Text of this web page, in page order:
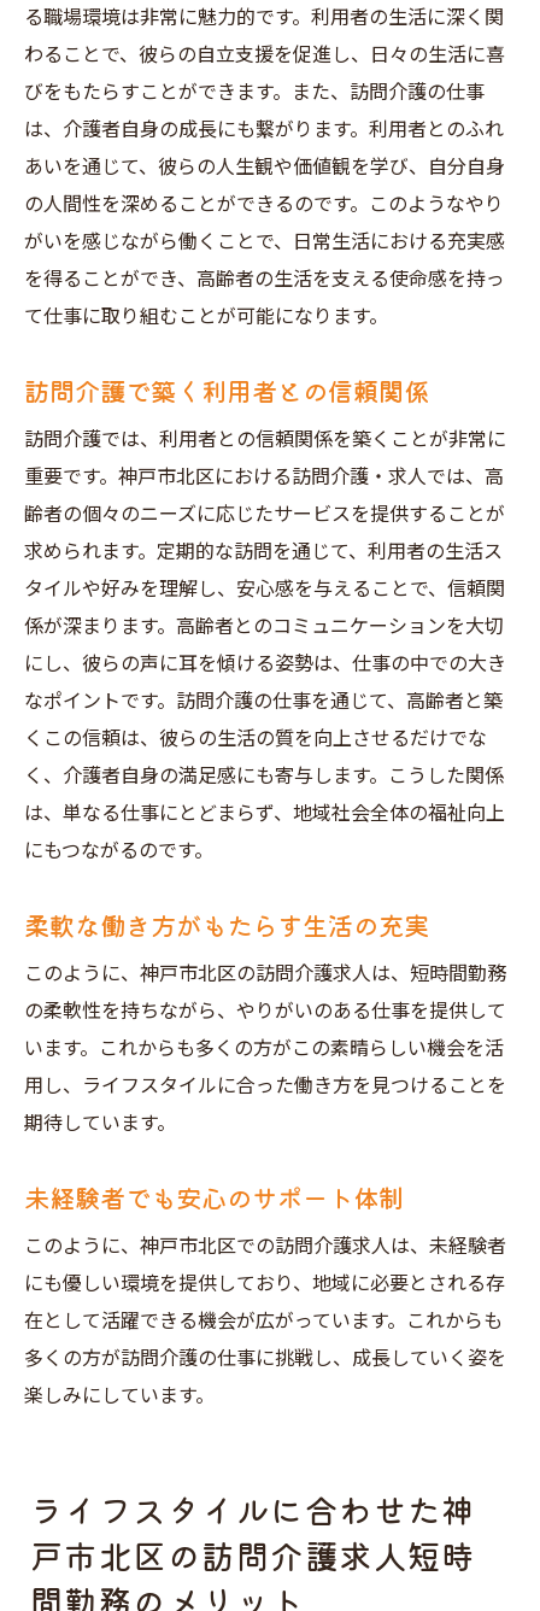
短時間で地域と繋がる働き方
神戸市北区で自分らしい働き方訪問介護求人短
時間勤務の選択肢
ライフスタイルに合わせた柔軟な働き方
個人のニーズに応じた求人選び
訪問介護で自分らしさを発揮
短時間勤務でのキャリア形成
自分のペースで働く充実感
短時間勤務の環境
定期的な研修でスキルアップ
未経験者を支えるサポート体制
現場で役立つ実践的な研修内容
安心して仕事に取り組める環境
訪問介護のプロフェッショナルを目指して
職場全体でのサポート体制
地域社会へ貢献神戸市北区で訪問介護求人短時
間で叶える働き方
地域のニーズに応える訪問介護
地域社会との連携を深める
地域貢献を実感できる毎日
地元での信頼を築く
る職場環境は非常に魅力的です。利用者の生活に深く関
わることで、彼らの自立支援を促進し、日々の生活に喜
びをもたらすことができます。また、訪問介護の仕事
は、介護者自身の成長にも繋がります。利用者とのふれ
あいを通じて、彼らの人生観や価値観を学び、自分自身
の人間性を深めることができるのです。このようなやり
がいを感じながら働くことで、日常生活における充実感
を得ることができ、高齢者の生活を支える使命感を持っ
て仕事に取り組むことが可能になります。
訪問介護で築く利用者との信頼関係
訪問介護では、利用者との信頼関係を築くことが非常に
重要です。神戸市北区における訪問介護・求人では、高
齢者の個々のニーズに応じたサービスを提供することが
求められます。定期的な訪問を通じて、利用者の生活ス
タイルや好みを理解し、安心感を与えることで、信頼関
係が深まります。高齢者とのコミュニケーションを大切
にし、彼らの声に耳を傾ける姿勢は、仕事の中での大き
なポイントです。訪問介護の仕事を通じて、高齢者と築
くこの信頼は、彼らの生活の質を向上させるだけでな
く、介護者自身の満足感にも寄与します。こうした関係
は、単なる仕事にとどまらず、地域社会全体の福祉向上
にもつながるのです。
柔軟な働き方がもたらす生活の充実
このように、神戸市北区の訪問介護求人は、短時間勤務
の柔軟性を持ちながら、やりがいのある仕事を提供して
います。これからも多くの方がこの素晴らしい機会を活
用し、ライフスタイルに合った働き方を見つけることを
期待しています。
未経験者でも安心のサポート体制
このように、神戸市北区での訪問介護求人は、未経験者
にも優しい環境を提供しており、地域に必要とされる存
在として活躍できる機会が広がっています。これからも
多くの方が訪問介護の仕事に挑戦し、成長していく姿を
楽しみにしています。
ライフスタイルに合わせた神
戸市北区の訪問介護求人短時
間勤務のメリット